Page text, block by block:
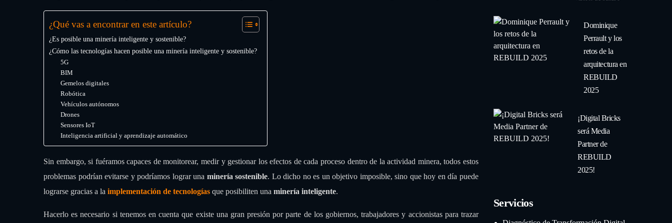
¿Qué vas a encontrar en este artículo?
¿Es posible una minería inteligente y sostenible?
¿Cómo las tecnologías hacen posible una minería inteligente y sostenible?
5G
BIM
Gemelos digitales
Robótica
Vehículos autónomos
Drones
Sensores IoT
Inteligencia artificial y aprendizaje automático
Sin embargo, si fuéramos capaces de monitorear, medir y gestionar los efectos de cada proceso dentro de la actividad minera, todos estos
problemas podrían evitarse y podríamos lograr una minería sostenible. Lo dicho no es un objetivo imposible, sino que hoy en día puede
lograrse gracias a la implementación de tecnologías que posibiliten una minería inteligente.
Hacerlo es necesario si tenemos en cuenta que existe una gran presión por parte de los gobiernos, trabajadores y accionistas para trazar
Dominique
Perrault y los
retos de la
arquitectura en
REBUILD
2025
¡Digital Bricks
será Media
Partner de
REBUILD
2025!
Servicios